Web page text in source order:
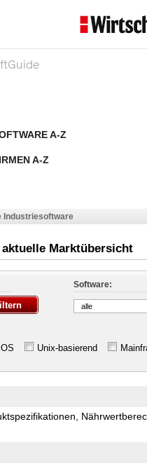
A-Z
A-Z
Industriesoftware
Marktübersicht
Software:
alle
Unix-basierend